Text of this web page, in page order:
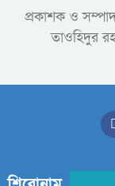
প্রকাশক ও
তাওহিদুর